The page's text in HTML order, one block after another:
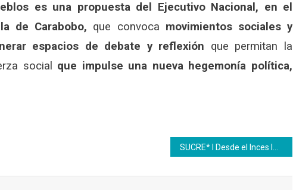
es una propuesta del Ejecutivo Nacional, en el
de Carabobo, que convoca movimientos sociales y
espacios de debate y reflexión que permitan la
social que impulse una nueva hegemonía política,